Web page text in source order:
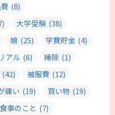
(8)
大学受験 (38)
娘 (25) 学費貯金 (4)
アル (6) 掃除 (1)
(42) 被服費 (12)
痛い (19) 買い物 (19)
食事のこと (7)